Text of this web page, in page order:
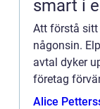
smart i
Att förstå sitt
någonsin.
avtal dyker
företag
elkostnad.
Alice